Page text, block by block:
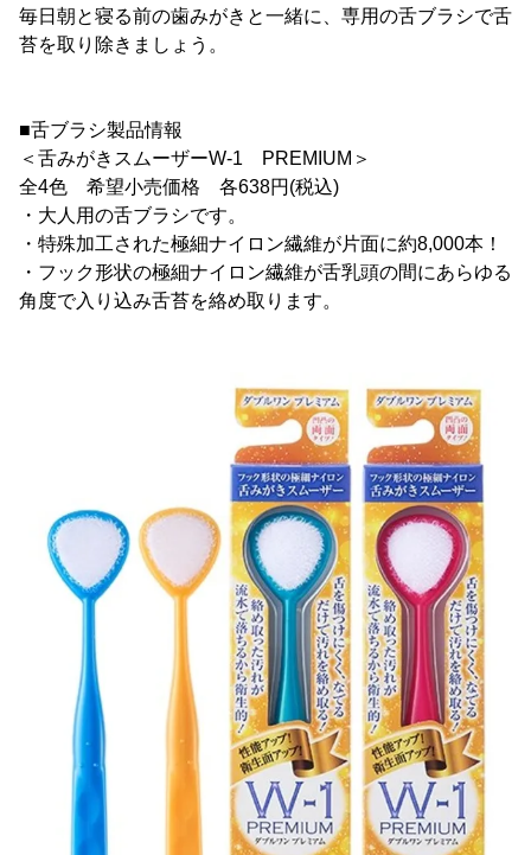
毎日朝と寝る前の歯みがきと一緒に、専用の舌ブラシで舌
苔を取り除きましょう。
■舌ブラシ製品情報
＜舌みがきスムーザーW-1 PREMIUM＞
全4色 希望小売価格 各638円(税込)
・大人用の舌ブラシです。
・特殊加工された極細ナイロン繊維が片面に約8,000本！
・フック形状の極細ナイロン繊維が舌乳頭の間にあらゆる
角度で入り込み舌苔を絡め取ります。